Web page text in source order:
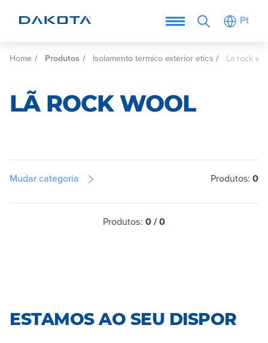
Pt
Home Produtos Isolamento termico exterior etics La rock
LÃ ROCK WOOL
Mudar categoria Produtos: 0
Produtos: 0/0
ESTAMOS AO SEU DISPOR